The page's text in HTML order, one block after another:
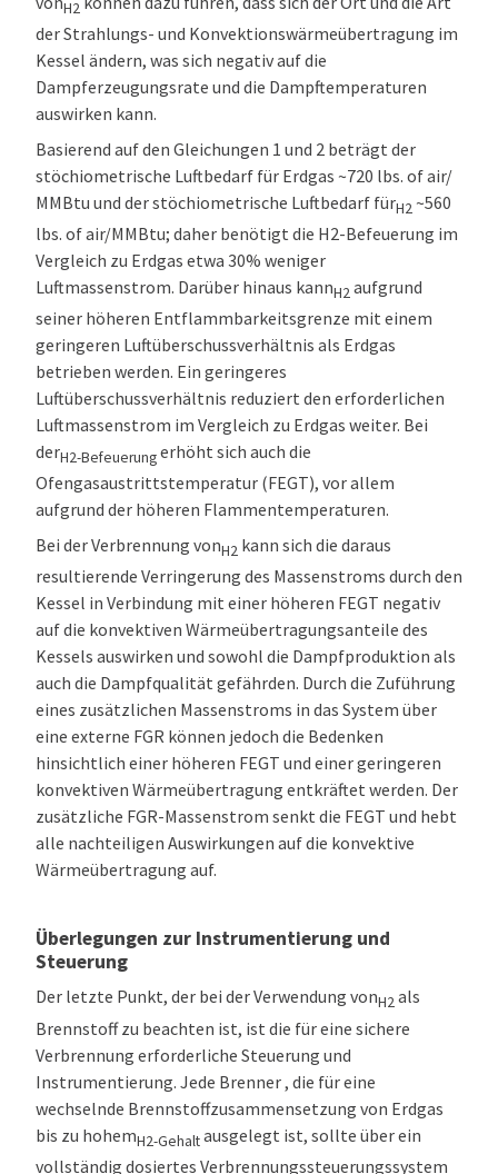
H2
der Strahlungs- und Konvektionswärmeübertragung im
Kessel ändern, was sich negativ auf die
Dampferzeugungsrate und die Dampftemperaturen
auswirken kann.
Basierend auf den Gleichungen 1 und 2 beträgt der
stöchiometrische Luftbedarf für Erdgas ~720 lbs. of air/
MMBtu und der stöchiometrische Luftbedarf fürH2~560
lbs. of air/MMBtu; daher benötigt die H2-Befeuerung im
Vergleich zu Erdgas etwa 30% weniger
Luftmassenstrom. Darüber hinaus kannH2aufgrund
seiner höheren Entflammbarkeitsgrenze mit einem
geringeren Luftüberschussverhältnis als Erdgas
betrieben werden. Ein geringeres
Luftüberschussverhältnis reduziert den erforderlichen
Luftmassenstrom im Vergleich zu Erdgas weiter. Bei
derH2-Befeuerungerhöht sich auch die
Ofengasaustrittstemperatur (FEGT), vor allem
aufgrund der höheren Flammentemperaturen.
Bei der Verbrennung vonH2 kann sich die daraus
resultierende Verringerung des Massenstroms durch den
Kessel in Verbindung mit einer höheren FEGT negativ
auf die konvektiven Wärmeübertragungsanteile des
Kessels auswirken und sowohl die Dampfproduktion als
auch die Dampfqualität gefährden. Durch die Zuführung
eines zusätzlichen Massenstroms in das System über
eine externe FGR können jedoch die Bedenken
hinsichtlich einer höheren FEGT und einer geringeren
konvektiven Wärmeübertragung entkräftet werden. Der
zusätzliche FGR-Massenstrom senkt die FEGT und hebt
alle nachteiligen Auswirkungen auf die konvektive
Wärmeübertragung auf.
Überlegungen zur Instrumentierung und
Steuerung
Der letzte Punkt, der bei der Verwendung vonH2als
Brennstoff zu beachten ist, ist die für eine sichere
Verbrennung erforderliche Steuerung und
Instrumentierung. Jede Brenner , die für eine
wechselnde Brennstoffzusammensetzung von Erdgas
bis zu hohemH2-Gehaltausgelegt ist, sollte über ein
vollständig dosiertes Verbrennungssteuerungssystem